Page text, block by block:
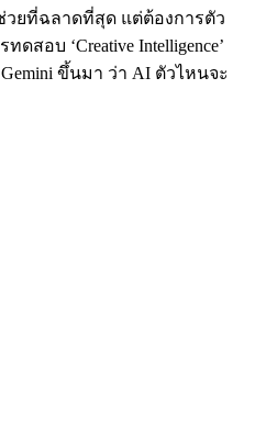
วยที่ฉลาดที่สุด แต่ต้องการตัว
สอบ ‘Creative Intelligence’
Gemini ขึ้นมา ว่า AI ตัวไหนจะ